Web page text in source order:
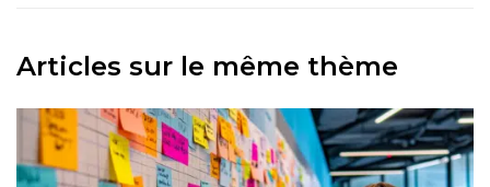
Articles sur le même thème